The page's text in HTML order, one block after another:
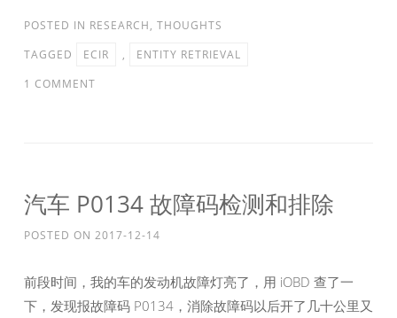
POSTED IN RESEARCH, THOUGHTS
TAGGED
ECIR ,
ENTITY RETRIEVAL
1 COMMENT
汽车 P0134 故障码检测和排除
POSTED ON 2017-12-14
前段时间，我的车的发动机故障灯亮了，用 iOBD 查了一
下，发现报故障码 P0134，消除故障码以后开了几十公里又